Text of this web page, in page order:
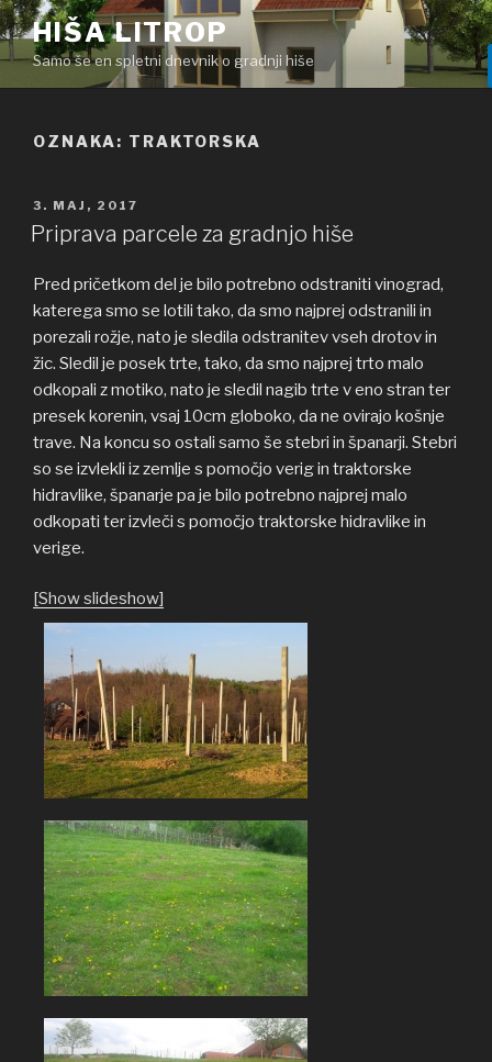
Skoči
na
vsebino
HIŠA LITROP
Samo še en spletni dnevnik o gradnji hiše
OZNAKA: TRAKTORSKA
OBJAVLJENO
DNE
3. MAJ, 2017
Priprava parcele za gradnjo hiše
Pred pričetkom del je bilo potrebno odstraniti vinograd,
katerega smo se lotili tako, da smo najprej odstranili in
porezali rožje, nato je sledila odstranitev vseh drotov in
žic. Sledil je posek trte, tako, da smo najprej trto malo
odkopali z motiko, nato je sledil nagib trte v eno stran ter
presek korenin, vsaj 10cm globoko, da ne ovirajo košnje
trave. Na koncu so ostali samo še stebri in španarji. Stebri
so se izvlekli iz zemlje s pomočjo verig in traktorske
hidravlike, španarje pa je bilo potrebno najprej malo
odkopati ter izvleči s pomočjo traktorske hidravlike in
verige.
[Show slideshow]